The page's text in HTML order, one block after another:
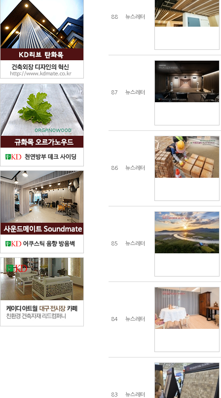
88 뉴스레터
87 뉴스레터
86 뉴스레터
85 뉴스레터
84 뉴스레터
83 뉴스레터